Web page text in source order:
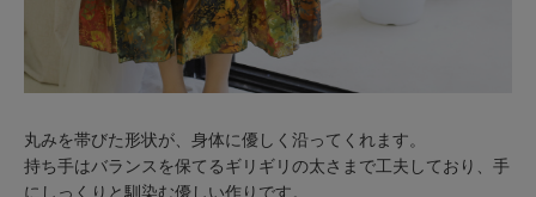
丸みを帯びた形状が、身体に優しく沿ってくれます。
持ち手はバランスを保てるギリギリの太さまで工夫しており、手
にしっくりと馴染む優しい作りです。